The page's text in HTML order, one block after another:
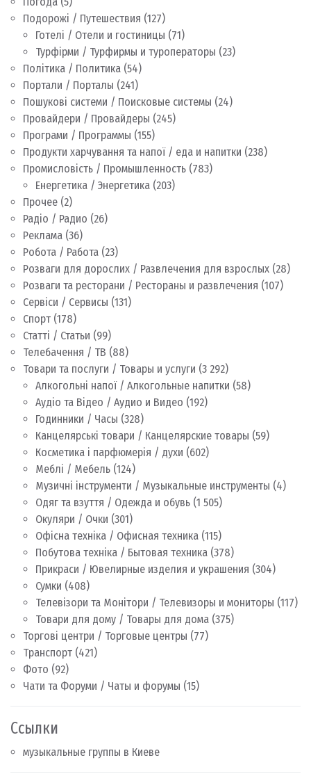
Подорожі / Путешествия (127)
Готелі / Отели и гостиницы (71)
Турфірми / Турфирмы и туроператоры (23)
Політика / Политика (54)
Портали / Порталы (241)
Пошукові системи / Поисковые системы (24)
Провайдери / Провайдеры (245)
Програми / Программы (155)
Продукти харчування та напої / еда и напитки (238)
Промисловість / Промышленность (783)
Енергетика / Энергетика (203)
Прочее (2)
Радіо / Радио (26)
Реклама (36)
Робота / Работа (23)
Розваги для дорослих / Развлечения для взрослых (28)
Розваги та ресторани / Рестораны и развлечения (107)
Сервіси / Сервисы (131)
Спорт (178)
Статті / Статьи (99)
Телебачення / ТВ (88)
Товари та послуги / Товары и услуги (3 292)
Алкогольні напої / Алкогольные напитки (58)
Аудіо та Відео / Аудио и Видео (192)
Годинники / Часы (328)
Канцелярські товари / Канцелярские товары (59)
Косметика і парфюмерія / духи (602)
Меблі / Мебель (124)
Музичні інструменти / Музыкальные инструменты (4)
Одяг та взуття / Одежда и обувь (1 505)
Окуляри / Очки (301)
Офісна техніка / Офисная техника (115)
Побутова техніка / Бытовая техника (378)
Прикраси / Ювелирные изделия и украшения (304)
Сумки (408)
Телевізори та Монітори / Телевизоры и мониторы (117)
Товари для дому / Товары для дома (375)
Торгові центри / Торговые центры (77)
Транспорт (421)
Фото (92)
Чати та Форуми / Чаты и форумы (15)
Ссылки
музыкальные группы в Киеве